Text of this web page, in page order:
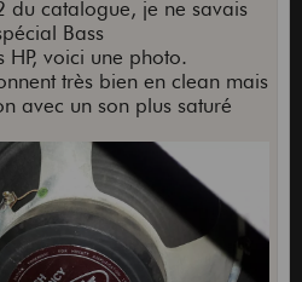
super bien dessus.
j'ai cité plus haut
trouvent extra les
Hiwatt mais il faut voir
réglage ampli, HP).
du catalogue, je ne savais
Bass
HP, voici une photo.
très bien en clean mais
avec un son plus saturé